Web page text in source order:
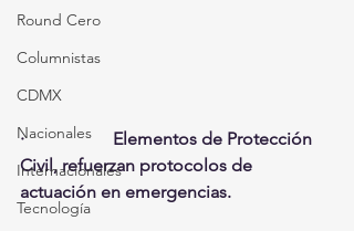
Round Cero
Columnistas
CDMX
Nacionales
Internacionales
Tecnología
·                    Elementos de Protección
Civil, refuerzan protocolos de
actuación en emergencias.